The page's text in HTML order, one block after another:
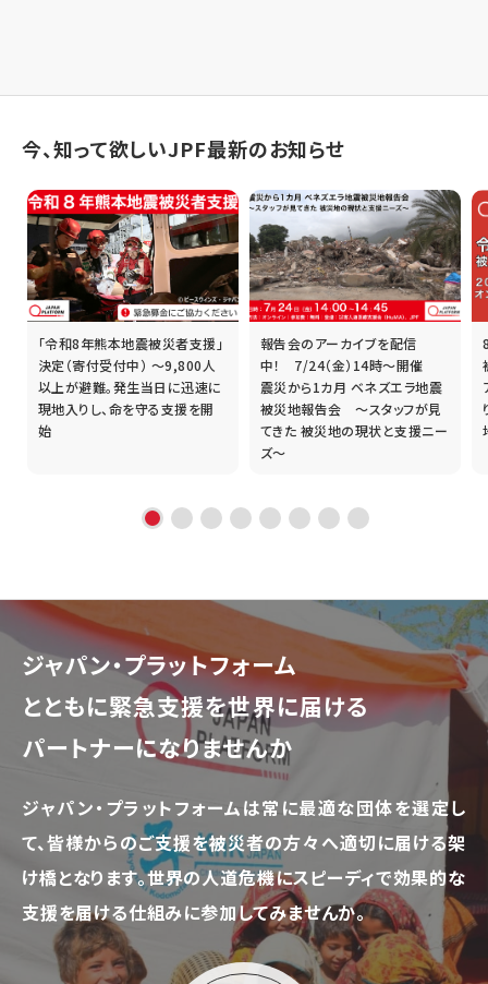
今、知って欲しいJPF最新のお知らせ
「令和8年熊本地震被災者支援」
決定（寄付受付中） ～9,800人
以上が避難。発生当日に迅速に
現地入りし、命を守る支援を開
始
報告会のアーカイブを配信
中！ 7/24（金）14時～開催
震災から1カ月 ベネズエラ地震
被災地報告会 ～スタッフが見
てきた 被災地の現状と支援ニー
ズ～
ジャパン・プラットフォーム
とともに緊急支援を世界に届ける
パートナーになりませんか
ジャパン・プラットフォームは常に最適な団体を選定し
て、皆様からのご支援を被災者の方々へ適切に届ける架
け橋となります。世界の人道危機にスピーディで効果的な
支援を届ける仕組みに参加してみませんか。